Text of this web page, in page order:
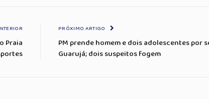
Praia
PRÓXIMO ARTIGO
PM prende homem e dois adolescentes por
Guarujá; dois suspeitos fogem